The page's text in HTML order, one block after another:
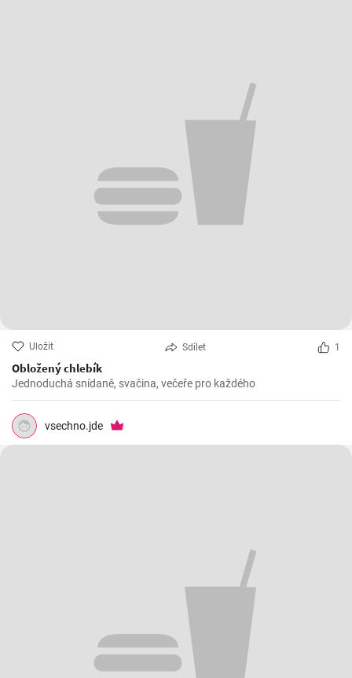
Uložit Sdílet 1
Obložený chlebík
Jednoduchá snídaně, svačina, večeře pro každého
vsechno.jde